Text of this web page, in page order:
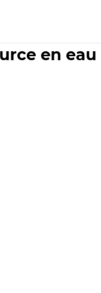
en eau